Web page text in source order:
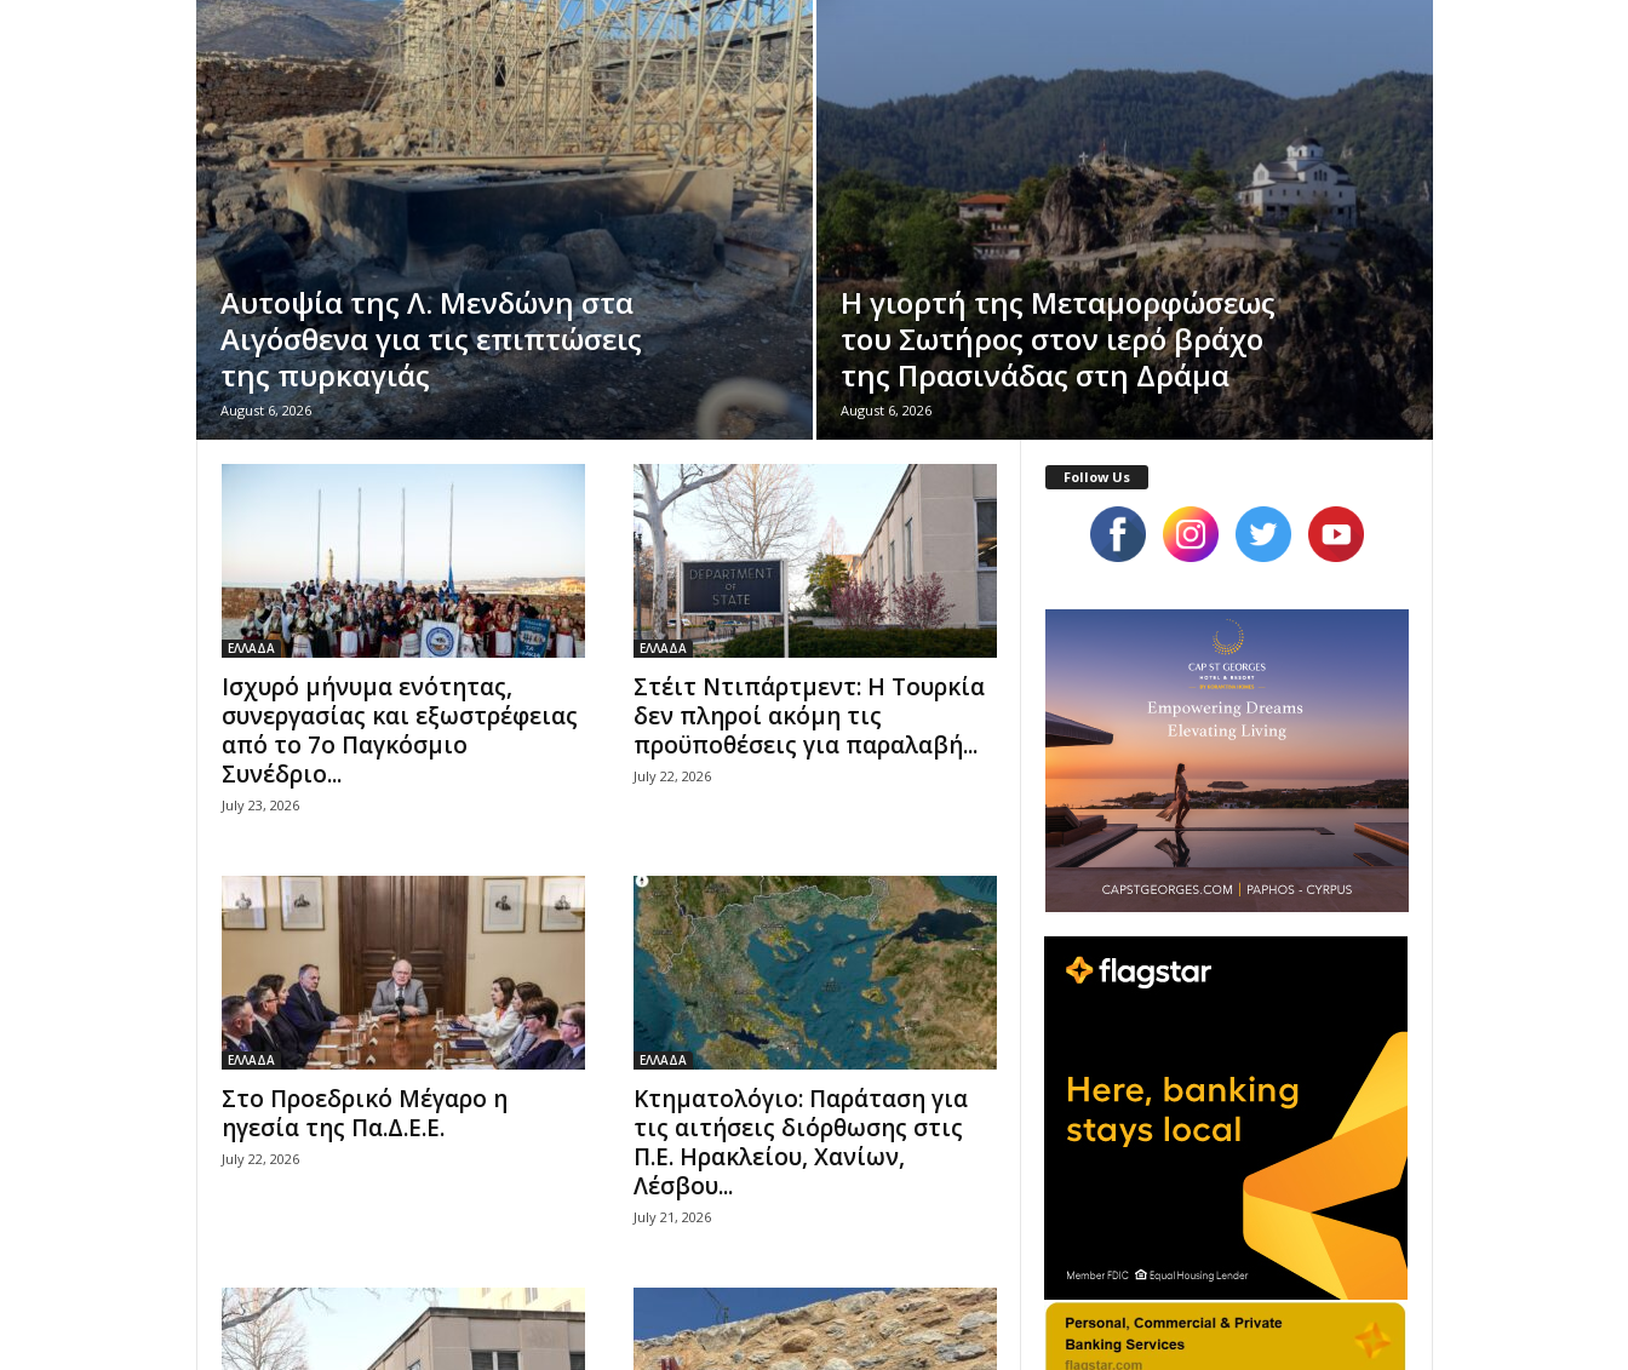
Αυτοψία της Λ. Μενδώνη στα
Αιγόσθενα για τις επιπτώσεις
της πυρκαγιάς
August 6, 2026
Η γιορτή της Μεταμορφώσεως
του Σωτήρος στον ιερό βράχο
της Πρασινάδας στη Δράμα
August 6, 2026
ΕΛΛΑΔΑ
Ισχυρό μήνυμα ενότητας,
συνεργασίας και εξωστρέφειας
από το 7ο Παγκόσμιο
Συνέδριο...
July 23, 2026
ΕΛΛΑΔΑ
Στέιτ Ντιπάρτμεντ: Η Τουρκία
δεν πληροί ακόμη τις
προϋποθέσεις για παραλαβή...
July 22, 2026
ΕΛΛΑΔΑ
Στο Προεδρικό Μέγαρο η
ηγεσία της Πα.Δ.Ε.Ε.
July 22, 2026
ΕΛΛΑΔΑ
Κτηματολόγιο: Παράταση για
τις αιτήσεις διόρθωσης στις
Π.Ε. Ηρακλείου, Χανίων,
Λέσβου...
July 21, 2026
Follow Us